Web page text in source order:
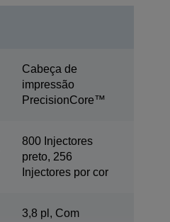
Cabeça de
impressão
PrecisionCore™
800 Injectores
preto, 256
Injectores por cor
3,8 pl, Com